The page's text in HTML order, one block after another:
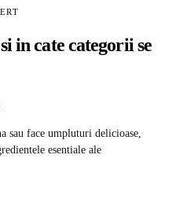
in cate categorii se
sau face umpluturi delicioase,
esentiale ale